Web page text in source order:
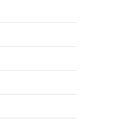
Magyarországnak az